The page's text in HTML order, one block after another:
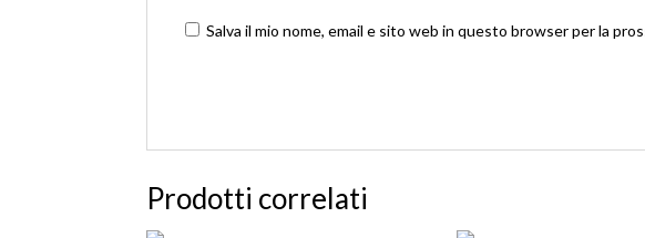
Salva il mio nome, email e sito web in questo browser per la
Prodotti correlati